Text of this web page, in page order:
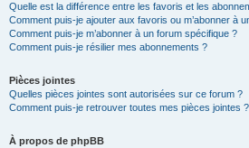
Quelle est la différence entre les favoris et les
Comment puis-je ajouter aux favoris ou m’abonner à
Comment puis-je m’abonner à un forum spécifique ?
Comment puis-je résilier mes abonnements ?
Pièces jointes
Quelles pièces jointes sont autorisées sur ce forum ?
Comment puis-je retrouver toutes mes pièces jointes ?
À propos de phpBB